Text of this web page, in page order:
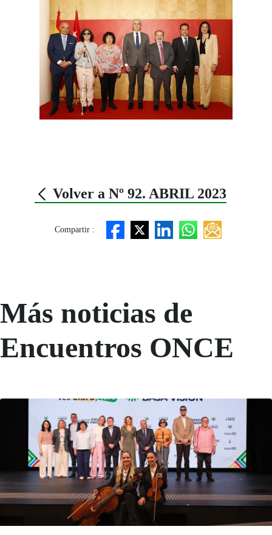
Volver a Nº 92. ABRIL 2023
Compartir :
Más noticias de
Encuentros ONCE